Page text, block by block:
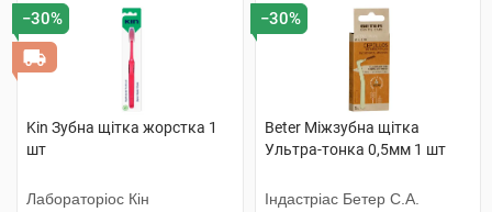
−30%
Kin Зубна щітка жорстка 1
шт
Лабораторіос Кін
−30%
Beter Міжзубна щітка
Ультра-тонка 0,5мм 1 шт
Індастріас Бетер С.А.